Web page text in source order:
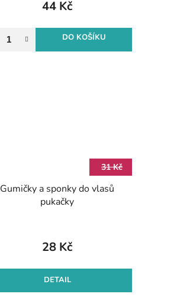
44 Kč
DO KOŠÍKU
31 Kč
Gumičky a sponky do vlasů
pukačky
28 Kč
DETAIL